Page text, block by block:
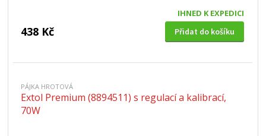
IHNED K EXPEDICI
438 Kč Přidat do košíku
PÁJKA HROTOVÁ
Extol Premium (8894511) s regulací a kalibrací,
70W